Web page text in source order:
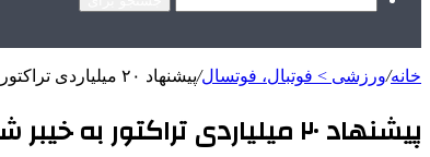
خانه/ورزشی > فوتبال، فوتسال/پیشنهاد ۲۰ میلیاردی تراکتور به خیبر شایعه است
پیشنهاد ۲۰ میلیاردی تراکتور به خیبر شایعه است